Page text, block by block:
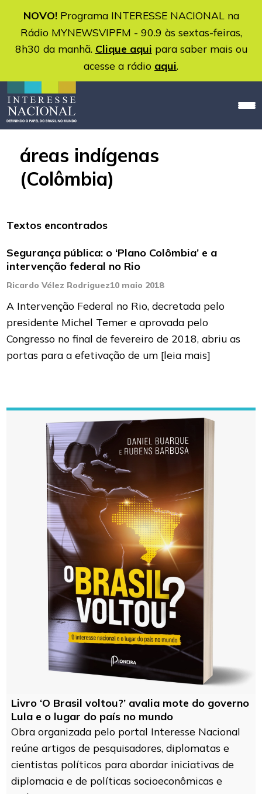
NOVO!Programa INTERESSE NACIONAL na
Rádio MYNEWSVIPFM - 90.9 às sextas-feiras,
8h30 da manhã. Clique aqui para saber mais ou
acesse a rádio aqui.
áreas indígenas
(Colômbia)
Textos encontrados
Segurança pública: o ‘Plano Colômbia’ e a
intervenção federal no Rio
Ricardo Vélez Rodriguez10 maio 2018
A Intervenção Federal no Rio, decretada pelo
presidente Michel Temer e aprovada pelo
Congresso no final de fevereiro de 2018, abriu as
portas para a efetivação de um [leia mais]
Livro ‘O Brasil voltou?’ avalia mote do governo
Lula e o lugar do país no mundo
Obra organizada pelo portal Interesse Nacional
reúne artigos de pesquisadores, diplomatas e
cientistas políticos para abordar iniciativas de
diplomacia e de políticas socioeconômicas e